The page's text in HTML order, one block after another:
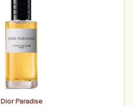
Dior Paradise